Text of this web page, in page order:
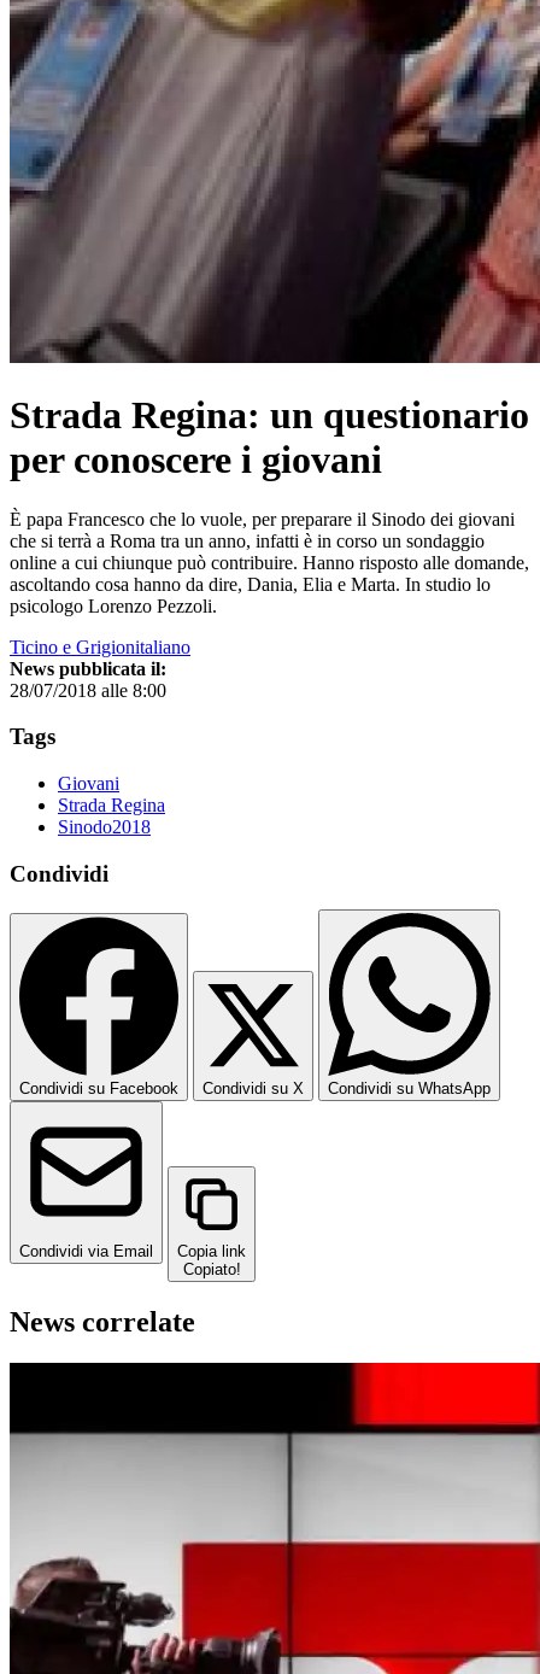
Strada Regina: un questionario
per conoscere i giovani
È papa Francesco che lo vuole, per preparare il Sinodo dei giovani
che si terrà a Roma tra un anno, infatti è in corso un sondaggio
online a cui chiunque può contribuire. Hanno risposto alle domande,
ascoltando cosa hanno da dire, Dania, Elia e Marta. In studio lo
psicologo Lorenzo Pezzoli.
Ticino e Grigionitaliano
News pubblicata il:
28/07/2018 alle 8:00
Tags
Giovani
Strada Regina
Sinodo2018
Condividi
Condividi su Facebook Condividi su X Condividi su WhatsApp
Condividi via Email
Copia link
Copiato!
News correlate